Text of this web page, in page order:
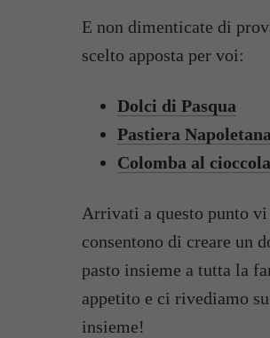
E non dimenticate di
scelto apposta per voi:
Dolci di Pasqua
Pastiera Napoletana
Colomba al
Arrivati a questo punto
consentono di creare un
pasto insieme a tutta la
appetito e ci rivediamo
insieme!